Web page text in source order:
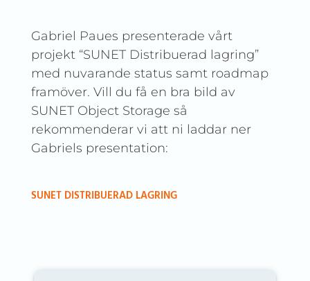
Gabriel Paues presenterade vårt
projekt “SUNET Distribuerad lagring”
med nuvarande status samt roadmap
framöver. Vill du få en bra bild av
SUNET Object Storage så
rekommenderar vi att ni laddar ner
Gabriels presentation:
SUNET DISTRIBUERAD LAGRING